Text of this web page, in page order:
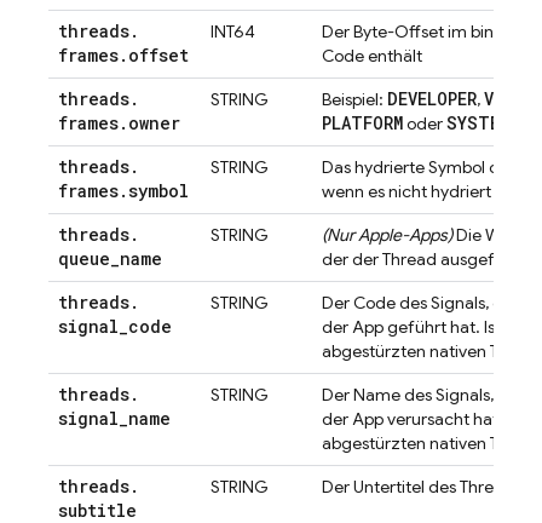
threads.
frames. offset
INT64
Der Byte-Offset im binären
Code enthält
threads.
frames. owner
STRING Beispiel: DEVELOPER,
PLATFORModerSYSTEM
threads.
frames.symbol
STRING
Das hydrierte Symbol oder
wenn es nicht hydriert
threads.
queue_name
STRING (Nur Apple-Apps)Die
der der Thread ausgeführt
threads.
signal_code
STRING
Der Code des Signals, das
der App geführt hat. Ist nur
abgestürzten nativen
threads.
signal_name
STRING
Der Name des Signals, das
der App verursacht hat. Ist
abgestürzten nativen
threads.
subtitle
STRING Der Untertitel des Threads